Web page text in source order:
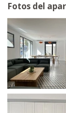
Fotos del